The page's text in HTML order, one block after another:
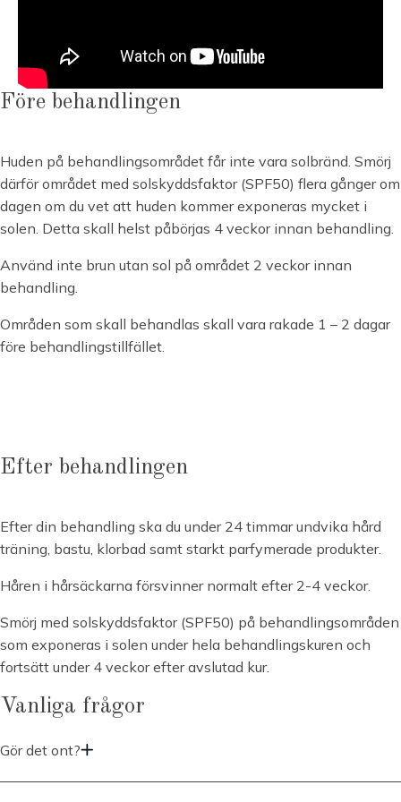
Före behandlingen
Huden på behandlingsområdet får inte vara solbränd. Smörj
därför området med solskyddsfaktor (SPF50) flera gånger om
dagen om du vet att huden kommer exponeras mycket i
solen. Detta skall helst påbörjas 4 veckor innan behandling.
Använd inte brun utan sol på området 2 veckor innan
behandling.
Områden som skall behandlas skall vara rakade 1 – 2 dagar
före behandlingstillfället.
Efter behandlingen
Efter din behandling ska du under 24 timmar undvika hård
träning, bastu, klorbad samt starkt parfymerade produkter.
Håren i hårsäckarna försvinner normalt efter 2-4 veckor.
Smörj med solskyddsfaktor (SPF50) på behandlingsområden
som exponeras i solen under hela behandlingskuren och
fortsätt under 4 veckor efter avslutad kur.
Vanliga frågor
Gör det ont?
GentleLase Pro är väldigt kraftfull och kan därför skicka